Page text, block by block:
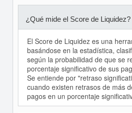
¿Qué mide el Score de Liquidez?
El Score de Liquidez es una
basándose en la estadística,
según la probabilidad de que se
porcentaje significativo de sus
Se entiende por "retraso
cuando existen retrasos de más
pagos en un porcentaje